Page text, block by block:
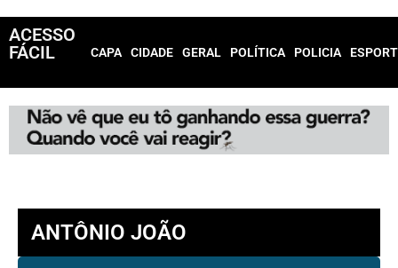
ACESSO
FÁCIL
CAPA CIDADE GERAL POLÍTICA POLICIA
ANTÔNIO JOÃO